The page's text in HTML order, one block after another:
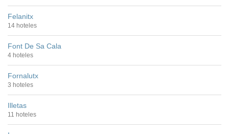
Felanitx
14 hoteles
Font De Sa Cala
4 hoteles
Fornalutx
3 hoteles
Illetas
11 hoteles